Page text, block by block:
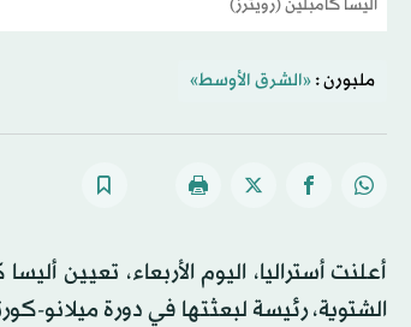
أليسا كامبلين (رويترز)
ملبورن : «الشرق الأوسط»
أعلنت أستراليا، اليوم الأربعاء، تعيين
الشتوية، رئيسة لبعثتها في دورة ميلانو-كورتينا